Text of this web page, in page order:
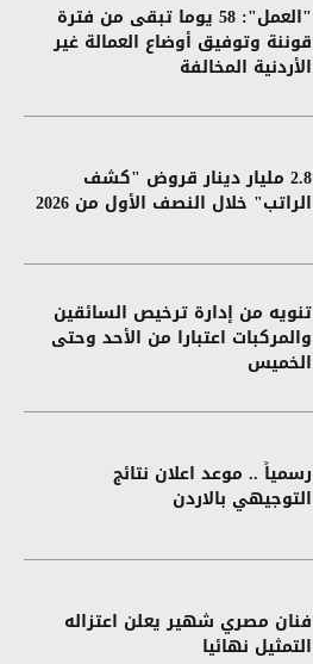
"العمل": 58 يوما تبقى من فترة
قوننة وتوفيق أوضاع العمالة غير
الأردنية المخالفة
2.8 مليار دينار قروض "كشف
الراتب" خلال النصف الأول من 2026
تنويه من إدارة ترخيص السائقين
والمركبات اعتبارا من الأحد وحتى
الخميس
رسمياً .. موعد اعلان نتائج
التوجيهي بالاردن
فنان مصري شهير يعلن اعتزاله
التمثيل نهائيا